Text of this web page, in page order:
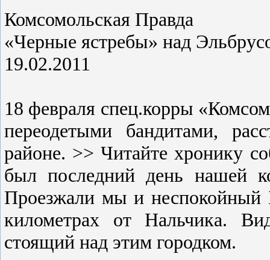
Комсомольская Правда
«Черные ястребы» над
19.02.2011
18 февраля спец.корры
переодетыми бандитами,
районе. >> Читайте хронику
был последний день нашей
Проезжали мы и неспокойный
километрах от Нальчика.
стоящий над этим городком.